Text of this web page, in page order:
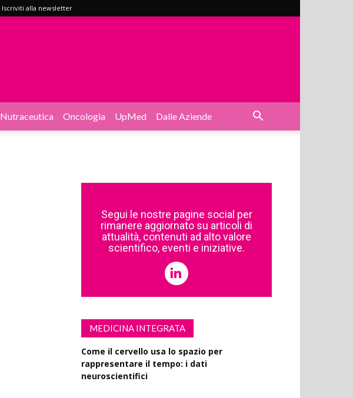
Iscriviti alla newsletter
Nutraceutica Oncologia UpMed Dalle Aziende
Segui le nostre pagine social per
rimanere aggiornato su articoli di
attualità, contenuti ad alto valore
scientifico, eventi e iniziative.
MEDICINA INTEGRATA
Come il cervello usa lo spazio per
rappresentare il tempo: i dati
neuroscientifici